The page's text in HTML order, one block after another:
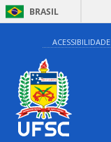
BRASIL
ACESSIBILIDADE